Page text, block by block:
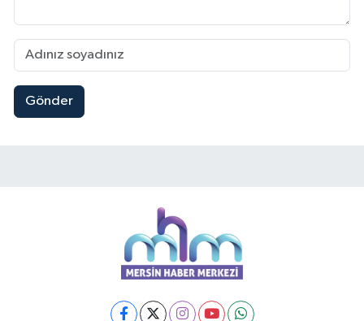
Gönder